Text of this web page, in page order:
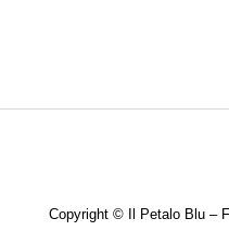
Copyright ©
Il Petalo Blu –